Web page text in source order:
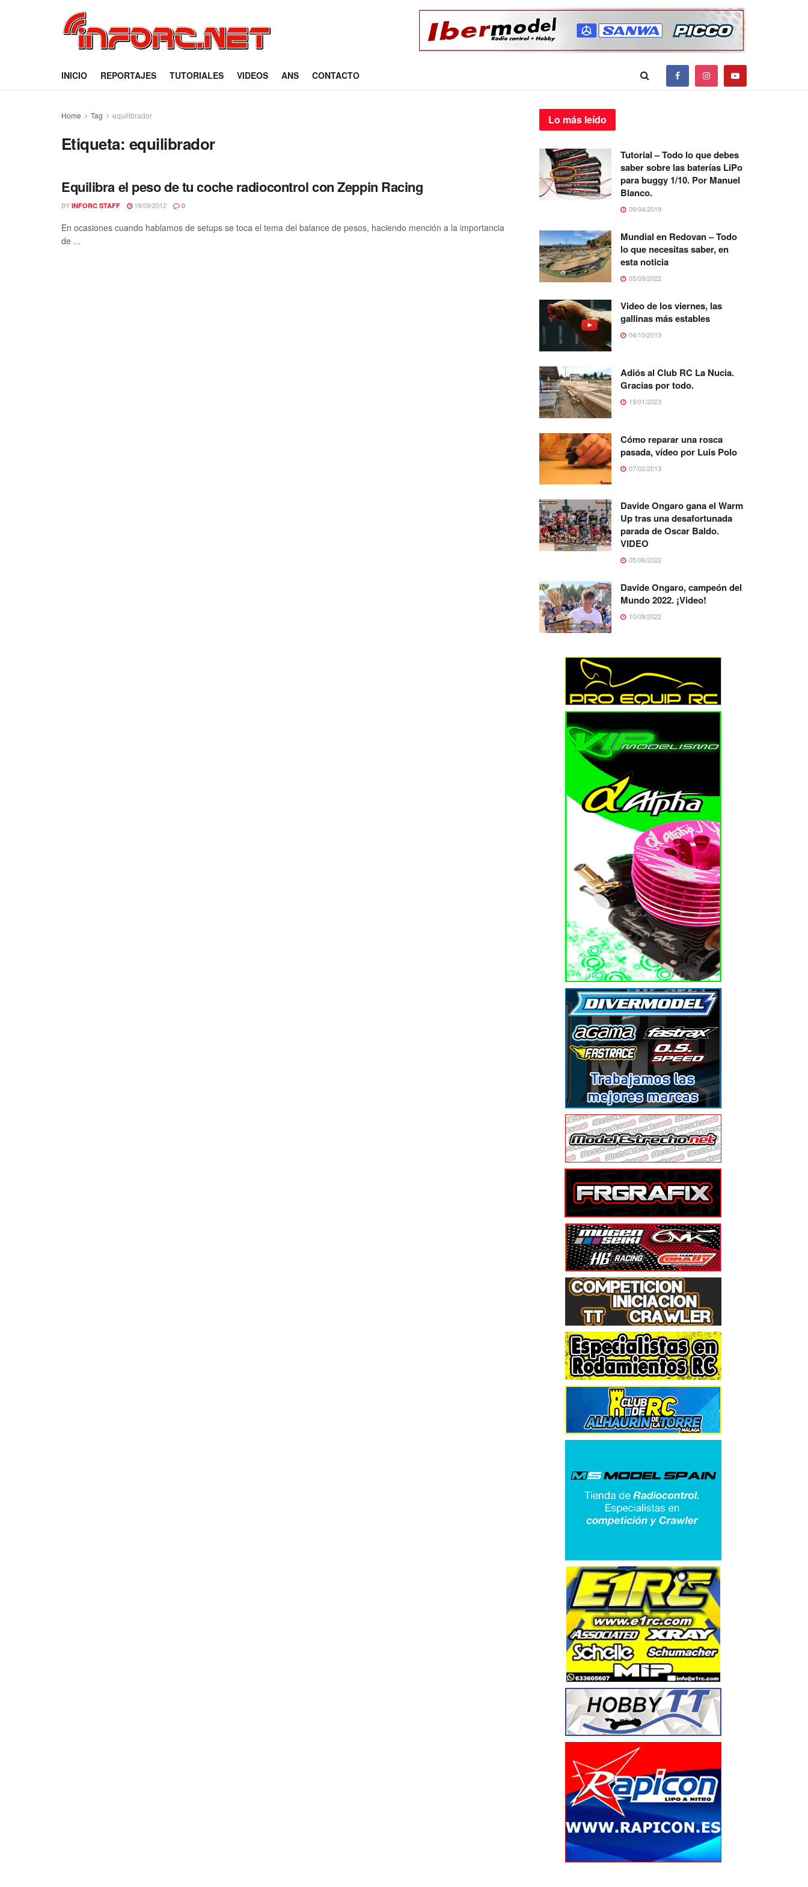
INICIO REPORTAJES TUTORIALES VIDEOS ANS CONTACTO
Home Tag equilibrador
Etiqueta: equilibrador
Equilibra el peso de tu coche radiocontrol con Zeppin Racing
BY INFORC STAFF 19/09/2012 0
En ocasiones cuando hablamos de setups se toca el tema del balance de pesos, haciendo mención a la importancia
de ...
Lo más leído
Tutorial – Todo lo que debes
saber sobre las baterías LiPo
para buggy 1/10. Por Manuel
Blanco.
09/04/2019
Mundial en Redovan – Todo
lo que necesitas saber, en
esta noticia
05/09/2022
Video de los viernes, las
gallinas más estables
04/10/2013
Adiós al Club RC La Nucia.
Gracias por todo.
19/01/2023
Cómo reparar una rosca
pasada, vídeo por Luis Polo
07/02/2013
Davide Ongaro gana el Warm
Up tras una desafortunada
parada de Oscar Baldo.
VIDEO
05/06/2022
Davide Ongaro, campeón del
Mundo 2022. ¡Video!
10/09/2022